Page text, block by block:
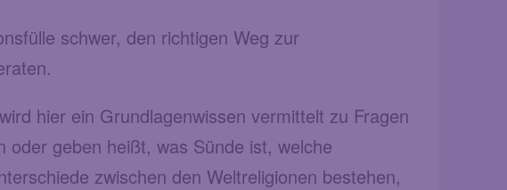
schwer, den richtigen Weg zur
hier ein Grundlagenwissen vermittelt zu Fragen
geben heißt, was Sünde ist, welche
zwischen den Weltreligionen bestehen,